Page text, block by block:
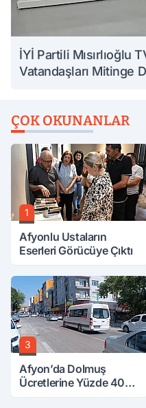
İYİ Partili Mısırlıoğlu
Vatandaşları Mitinge
ÇOK OKUNANLAR
1
Afyonlu Ustaların
Eserleri Görücüye Çıktı
3
Afyon’da Dolmuş
Ücretlerine Yüzde 40